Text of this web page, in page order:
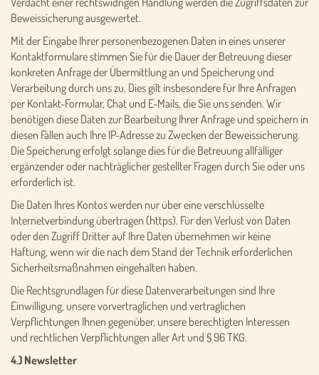
Beweissicherung ausgewertet.
Mit der Eingabe Ihrer personenbezogenen Daten in eines unserer
Kontaktformulare stimmen Sie für die Dauer der Betreuung dieser
konkreten Anfrage der Übermittlung an und Speicherung und
Verarbeitung durch uns zu. Dies gilt insbesondere für Ihre Anfragen
per Kontakt-Formular, Chat und E-Mails, die Sie uns senden. Wir
benötigen diese Daten zur Bearbeitung Ihrer Anfrage und speichern in
diesen Fällen auch Ihre IP-Adresse zu Zwecken der Beweissicherung.
Die Speicherung erfolgt solange dies für die Betreuung allfälliger
ergänzender oder nachträglicher gestellter Fragen durch Sie oder uns
erforderlich ist.
Die Daten Ihres Kontos werden nur über eine verschlüsselte
Internetverbindung übertragen (https). Für den Verlust von Daten
oder den Zugriff Dritter auf Ihre Daten übernehmen wir keine
Haftung, wenn wir die nach dem Stand der Technik erforderlichen
Sicherheitsmaßnahmen eingehalten haben.
Die Rechtsgrundlagen für diese Datenverarbeitungen sind Ihre
Einwilligung, unsere vorvertraglichen und vertraglichen
Verpflichtungen Ihnen gegenüber, unsere berechtigten Interessen
und rechtlichen Verpflichtungen aller Art und § 96 TKG.
4.) Newsletter